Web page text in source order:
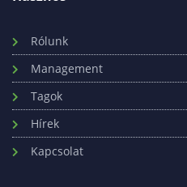
Rólunk
Management
Tagok
Hírek
Kapcsolat